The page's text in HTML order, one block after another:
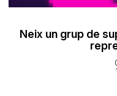
Neix un grup de